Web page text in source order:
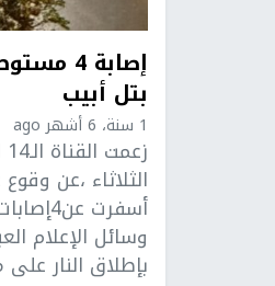
إصابة
بتل أبيب
1 سنة، 6 أشهر ago
الثلاثاء ،عن
أسفرت
وسائل الإعلام
بإطلاق النار